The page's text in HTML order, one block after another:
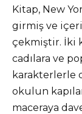
Kitap, New
girmiş ve
çekmiştir. İki
cadılara ve
karakterlerle
okulun
maceraya